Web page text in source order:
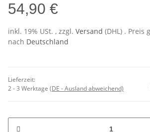
54,90 €
inkl. 19% USt. , zzgl. Versand (DHL) . Preis
nach Deutschland
Lieferzeit:
2 - 3 Werktage (DE - Ausland abweichend)